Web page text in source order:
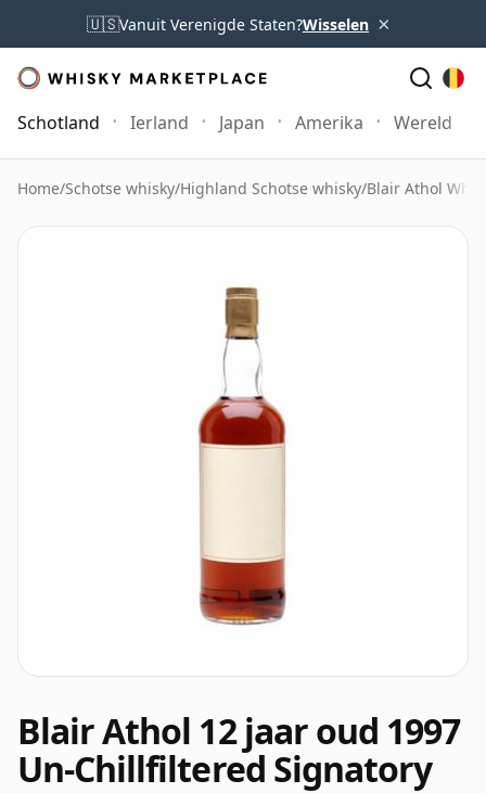
🇺🇸Vanuit Verenigde Staten?Wisselen ×
Schotland Ierland Japan Amerika Wereld
Home/Schotse whisky/Highland Schotse whisky/Blair Athol
Blair Athol 12 jaar oud 1997
Un-Chillfiltered Signatory